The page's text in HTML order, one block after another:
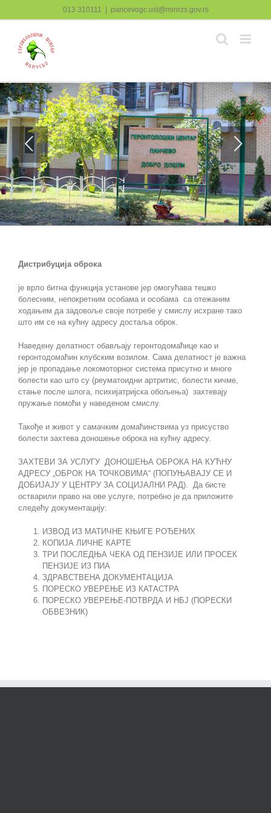
013 310111 pancevogc.ust@minrzs.gov.rs
Дистрибуција оброка
је врло битна функција установе јер омогућава тешко
болесним, непокретним особама и особама са отежаним
ходањем да задовоље своје потребе у смислу исхране тако
што им се на кућну адресу достаља оброк.
Наведену делатност обављају геронтодомаћице као и
геронтодомаћин клубским возилом. Сама делатност је важна
јер је пропадање локомоторног система присутно и многе
болести као што су (реуматоидни артритис, болести кичме,
стање после шлога, психијатријска обољења) захтевају
пружање помоћи у наведеном смислу.
Такође и живот у самачким домаћинствима уз присуство
болести захтева доношење оброка на кућну адресу.
ЗАХТЕВИ ЗА УСЛУГУ ДОНОШЕЊА ОБРОКА НА КУЋНУ
АДРЕСУ „ОБРОК НА ТОЧКОВИМА“ (ПОПУЊАВАЈУ СЕ И
ДОБИЈАЈУ У ЦЕНТРУ ЗА СОЦИЈАЛНИ РАД). Да бисте
остварили право на ове услуге, потребно је да приложите
следећу документацију:
ИЗВОД ИЗ МАТИЧНЕ КЊИГЕ РОЂЕНИХ
КОПИЈА ЛИЧНЕ КАРТЕ
ТРИ ПОСЛЕДЊА ЧЕКА ОД ПЕНЗИЈЕ ИЛИ ПРОСЕК
ПЕНЗИЈЕ ИЗ ПИА
ЗДРАВСТВЕНА ДОКУМЕНТАЦИЈА
ПОРЕСКО УВЕРЕЊЕ ИЗ КАТАСТРА
ПОРЕСКО УВЕРЕЊЕ-ПОТВРДА И НБЈ (ПОРЕСКИ
ОБВЕЗНИК)